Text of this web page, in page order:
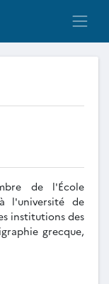
de l'École
l'université de
institutions des
grecque,